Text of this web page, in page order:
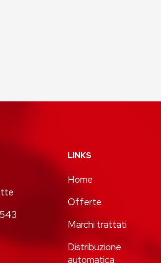
LINKS
Home
Offerte
Marchi trattati
Distribuzione
automatica